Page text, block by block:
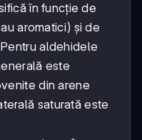
în funcție de
aromatici) și de
aldehidele
este
din arene
saturată este